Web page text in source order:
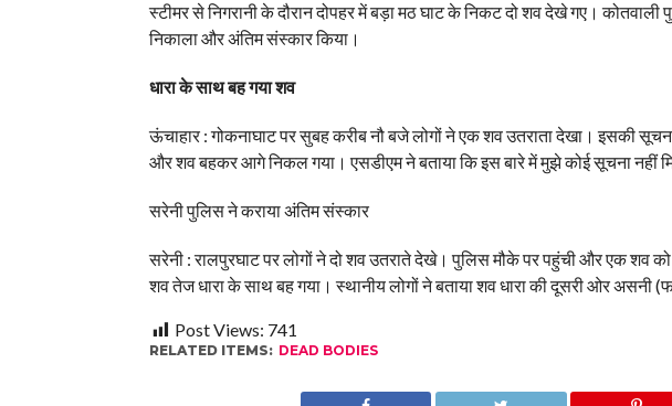
स्टीमर से निगरानी के दौरान दोपहर में बड़ा मठ घाट के निकट दो शव देखे गए। कोतवाली
निकाला और अंतिम संस्कार किया।
धारा के साथ बह गया शव
ऊंचाहार : गोकनाघाट पर सुबह करीब नौ बजे लोगों ने एक शव उतराता देखा। इसकी
और शव बहकर आगे निकल गया। एसडीएम ने बताया कि इस बारे में मुझे कोई सूचना नहीं
सरेनी पुलिस ने कराया अंतिम संस्कार
सरेनी : रालपुरघाट पर लोगों ने दो शव उतराते देखे। पुलिस मौके पर पहुंची और एक शव
शव तेज धारा के साथ बह गया। स्थानीय लोगों ने बताया शव धारा की दूसरी ओर असनी
Post Views: 741
RELATED ITEMS: DEAD BODIES